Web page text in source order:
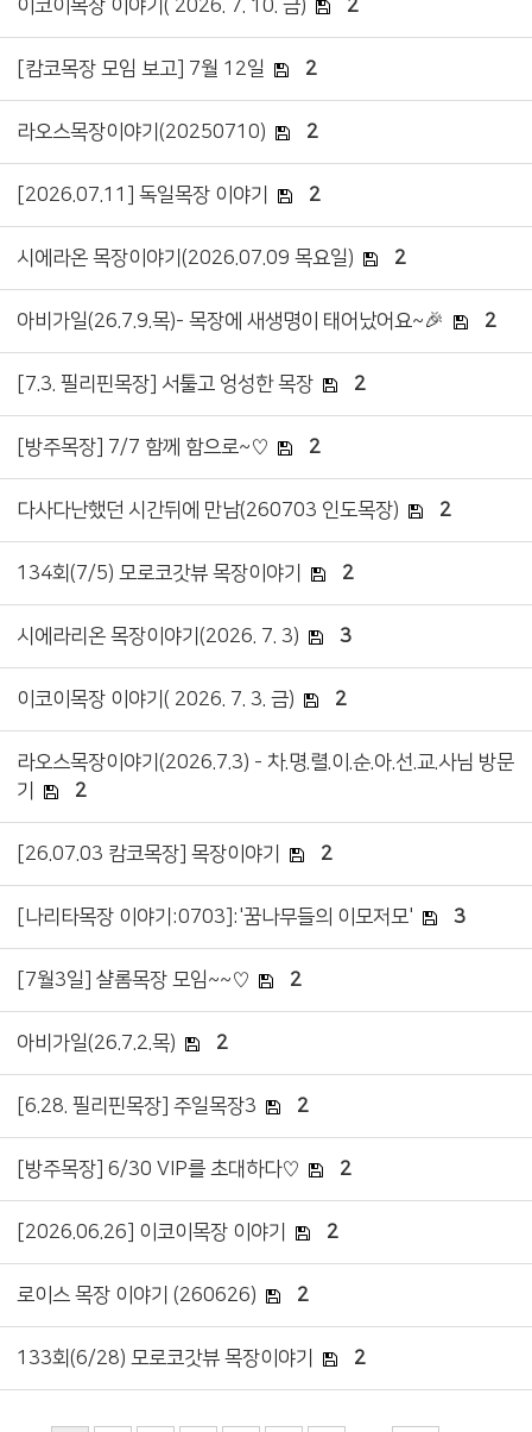
이코이목장 이야기( 2026. 7. 10. 금) 2
[캄코목장 모임 보고] 7월 12일 2
라오스목장이야기(20250710) 2
[2026.07.11] 독일목장 이야기 2
시에라온 목장이야기(2026.07.09 목요일) 2
아비가일(26.7.9.목)- 목장에 새생명이 태어났어요~🎉 2
[7.3. 필리핀목장] 서툴고 엉성한 목장 2
[방주목장] 7/7 함께 함으로~♡ 2
다사다난했던 시간뒤에 만남(260703 인도목장) 2
134회(7/5) 모로코갓뷰 목장이야기 2
시에라리온 목장이야기(2026. 7. 3) 3
이코이목장 이야기( 2026. 7. 3. 금) 2
라오스목장이야기(2026.7.3) - 차.명.렬.이.순.아.선.교.사님 방문
기
2
[26.07.03 캄코목장] 목장이야기 2
[나리타목장 이야기:0703]:'꿈나무들의 이모저모' 3
[7월3일] 샬롬목장 모임~~♡ 2
아비가일(26.7.2.목) 2
[6.28. 필리핀목장] 주일목장3 2
[방주목장] 6/30 VIP를 초대하다♡ 2
[2026.06.26] 이코이목장 이야기 2
로이스 목장 이야기 (260626) 2
133회(6/28) 모로코갓뷰 목장이야기 2